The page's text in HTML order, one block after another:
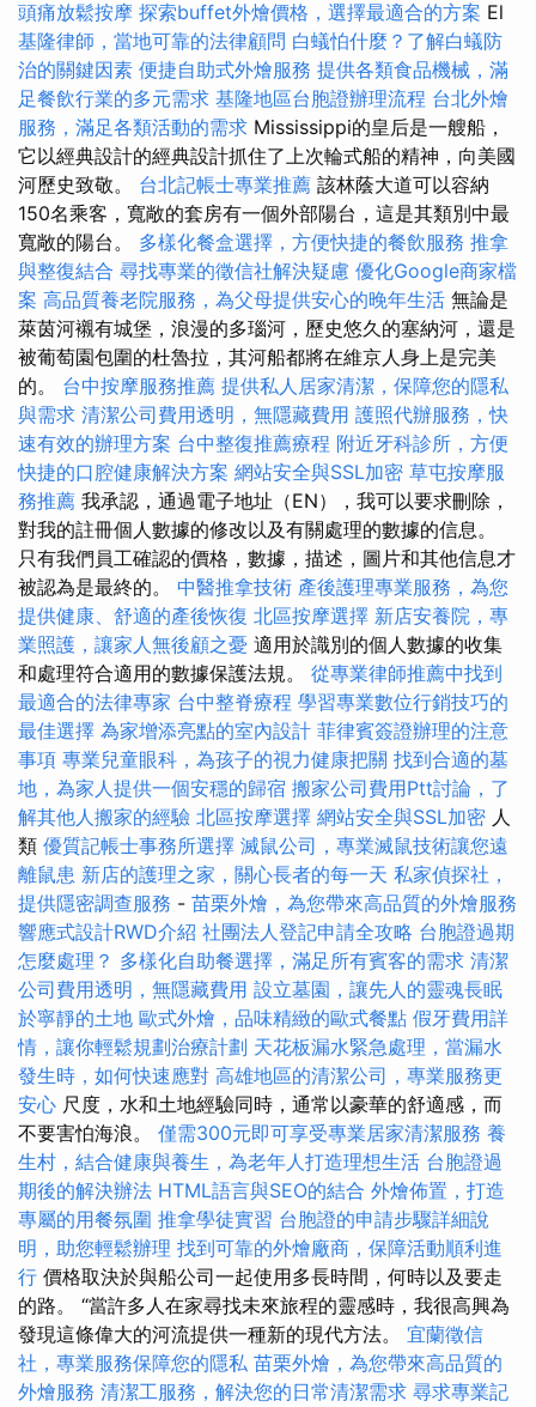
頭痛放鬆按摩 探索buffet外燴價格，選擇最適合的方案 El
基隆律師，當地可靠的法律顧問 白蟻怕什麼？了解白蟻防
治的關鍵因素 便捷自助式外燴服務 提供各類食品機械，滿
足餐飲行業的多元需求 基隆地區台胞證辦理流程 台北外燴
服務，滿足各類活動的需求 Mississippi的皇后是一艘船，
它以經典設計的經典設計抓住了上次輪式船的精神，向美國
河歷史致敬。 台北記帳士專業推薦 該林蔭大道可以容納
150名乘客，寬敞的套房有一個外部陽台，這是其類別中最
寬敞的陽台。 多樣化餐盒選擇，方便快捷的餐飲服務 推拿
與整復結合 尋找專業的徵信社解決疑慮 優化Google商家檔
案 高品質養老院服務，為父母提供安心的晚年生活 無論是
萊茵河襯有城堡，浪漫的多瑙河，歷史悠久的塞納河，還是
被葡萄園包圍的杜魯拉，其河船都將在維京人身上是完美
的。 台中按摩服務推薦 提供私人居家清潔，保障您的隱私
與需求 清潔公司費用透明，無隱藏費用 護照代辦服務，快
速有效的辦理方案 台中整復推薦療程 附近牙科診所，方便
快捷的口腔健康解決方案 網站安全與SSL加密 草屯按摩服
務推薦 我承認，通過電子地址（EN），我可以要求刪除，
對我的註冊個人數據的修改以及有關處理的數據的信息。
只有我們員工確認的價格，數據，描述，圖片和其他信息才
被認為是最終的。 中醫推拿技術 產後護理專業服務，為您
提供健康、舒適的產後恢復 北區按摩選擇 新店安養院，專
業照護，讓家人無後顧之憂 適用於識別的個人數據的收集
和處理符合適用的數據保護法規。 從專業律師推薦中找到
最適合的法律專家 台中整脊療程 學習專業數位行銷技巧的
最佳選擇 為家增添亮點的室內設計 菲律賓簽證辦理的注意
事項 專業兒童眼科，為孩子的視力健康把關 找到合適的墓
地，為家人提供一個安穩的歸宿 搬家公司費用Ptt討論，了
解其他人搬家的經驗 北區按摩選擇 網站安全與SSL加密 人
類 優質記帳士事務所選擇 滅鼠公司，專業滅鼠技術讓您遠
離鼠患 新店的護理之家，關心長者的每一天 私家偵探社，
提供隱密調查服務 - 苗栗外燴，為您帶來高品質的外燴服務
響應式設計RWD介紹 社團法人登記申請全攻略 台胞證過期
怎麼處理？ 多樣化自助餐選擇，滿足所有賓客的需求 清潔
公司費用透明，無隱藏費用 設立墓園，讓先人的靈魂長眠
於寧靜的土地 歐式外燴，品味精緻的歐式餐點 假牙費用詳
情，讓你輕鬆規劃治療計劃 天花板漏水緊急處理，當漏水
發生時，如何快速應對 高雄地區的清潔公司，專業服務更
安心 尺度，水和土地經驗同時，通常以豪華的舒適感，而
不要害怕海浪。 僅需300元即可享受專業居家清潔服務 養
生村，結合健康與養生，為老年人打造理想生活 台胞證過
期後的解決辦法 HTML語言與SEO的結合 外燴佈置，打造
專屬的用餐氛圍 推拿學徒實習 台胞證的申請步驟詳細說
明，助您輕鬆辦理 找到可靠的外燴廠商，保障活動順利進
行 價格取決於與船公司一起使用多長時間，何時以及要走
的路。 “當許多人在家尋找未來旅程的靈感時，我很高興為
發現這條偉大的河流提供一種新的現代方法。 宜蘭徵信
社，專業服務保障您的隱私 苗栗外燴，為您帶來高品質的
外燴服務 清潔工服務，解決您的日常清潔需求 尋求專業記